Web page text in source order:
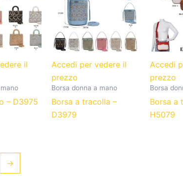
il
– D3975
Accedi per vedere il
prezzo
Borsa donna a mano
Borsa a tracolla –
D3979
Accedi
prezzo
Borsa
Borsa a
H5079
→